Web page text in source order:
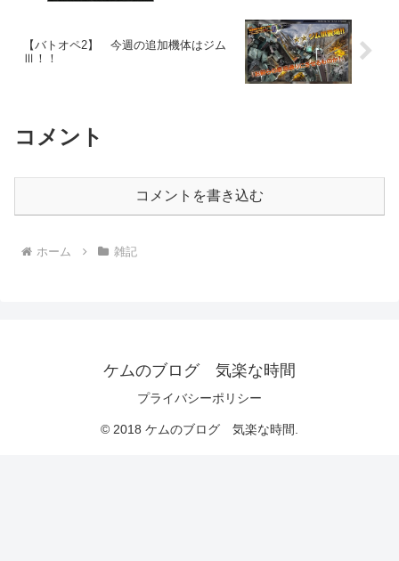
【バトオペ2】 今週の追加機体はジム
Ⅲ！！
コメント
コメントを書き込む
ホーム 雑記
ケムのブログ 気楽な時間
プライバシーポリシー
© 2018 ケムのブログ 気楽な時間.